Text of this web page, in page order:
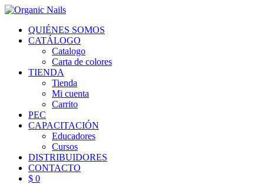
QUIÉNES SOMOS
CATÁLOGO
Catalogo
Carta de colores
TIENDA
Tienda
Mi cuenta
Carrito
PEC
CAPACITACIÓN
Educadores
Cursos
DISTRIBUIDORES
CONTACTO
$ 0